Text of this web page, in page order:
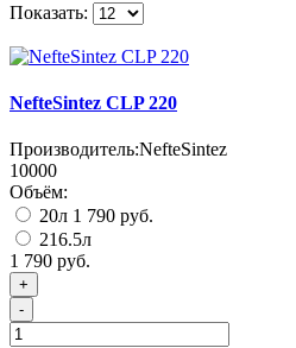
Показать:
NefteSintez CLP 220
Производитель:NefteSintez
10000
Объём:
20л 1 790 руб.
216.5л
1 790 руб.
+
-